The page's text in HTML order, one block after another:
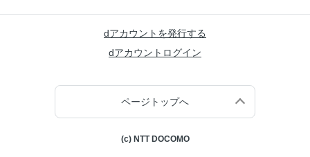
dアカウントを発行する
dアカウントログイン
ページトップへ
(c) NTT DOCOMO